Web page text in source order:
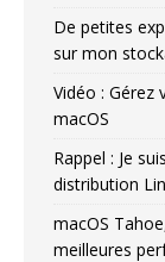
De petites
sur mon
Vidéo : Gérez
macOS
Rappel : Je
distribution
macOS
meilleures